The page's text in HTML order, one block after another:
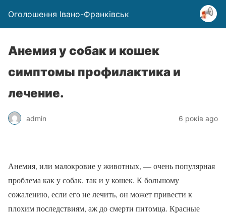
Оголошення Івано-Франківськ
Анемия у собак и кошек
симптомы профилактика и
лечение.
admin 6 років ago
Анемия, или малокровие у животных, — очень популярная
проблема как у собак, так и у кошек. К большому
сожалению, если его не лечить, он может привести к
плохим последствиям, аж до смерти питомца. Красные